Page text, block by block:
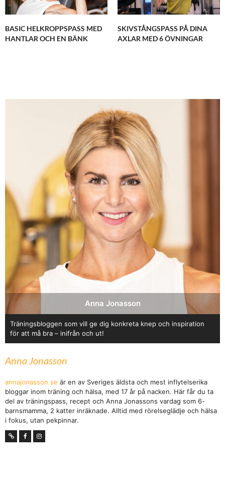
BASIC HELKROPPSPASS MED
HANTLAR OCH EN BÄNK
SKIVSTÅNGSPASS PÅ DINA
AXLAR MED 6 ÖVNINGAR
Anna Jonasson
Träningsbloggen som vill ge dig konkreta knep och inspiration
för att må bra – inifrån och ut!
Anna Jonasson
annajonasson.se är en av Sveriges äldsta och mest inflytelserika
bloggar inom träning och hälsa, med 17 år på nacken. Här får du ta
del av träningspass, recept och Anna Jonassons vardag som 6-
barnsmamma, 2 katter inräknade. Alltid med rörelseglädje och hälsa
i fokus, utan pekpinnar.